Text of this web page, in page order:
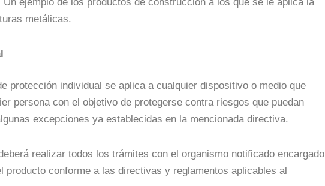
metálicas.
protección individual se aplica a cualquier dispositivo o medio que
persona con el objetivo de protegerse contra riesgos que puedan
excepciones ya establecidas en la mencionada directiva.
realizar todos los trámites con el organismo notificado encargado
conforme a las directivas y reglamentos aplicables al